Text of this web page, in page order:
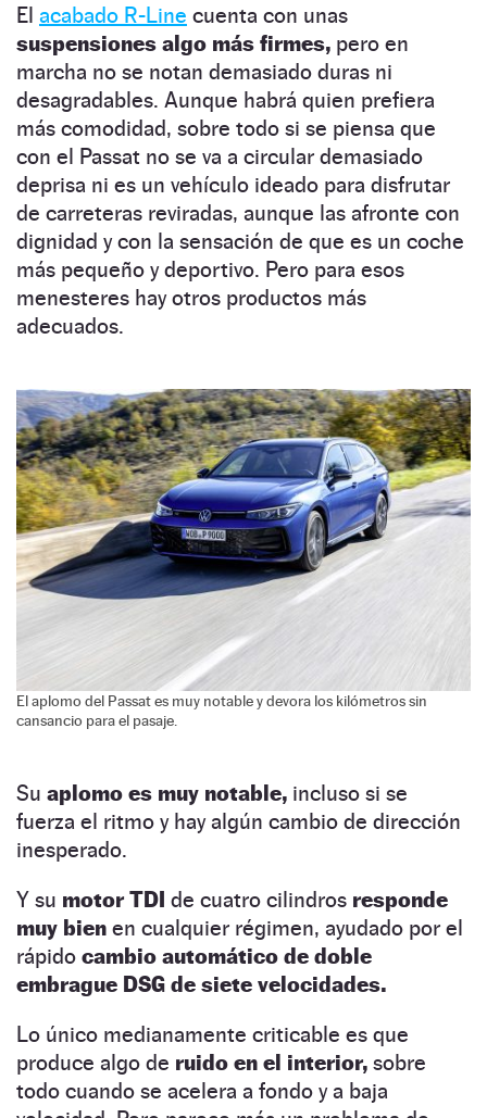
El acabado R-Line cuenta con unas
suspensiones algo más firmes, pero en
marcha no se notan demasiado duras ni
desagradables. Aunque habrá quien prefiera
más comodidad, sobre todo si se piensa que
con el Passat no se va a circular demasiado
deprisa ni es un vehículo ideado para disfrutar
de carreteras reviradas, aunque las afronte con
dignidad y con la sensación de que es un coche
más pequeño y deportivo. Pero para esos
menesteres hay otros productos más
adecuados.
El aplomo del Passat es muy notable y devora los kilómetros sin
cansancio para el pasaje.
Su aplomo es muy notable, incluso si se
fuerza el ritmo y hay algún cambio de dirección
inesperado.
Y su motor TDI de cuatro cilindros responde
muy bien en cualquier régimen, ayudado por el
rápido cambio automático de doble
embrague DSG de siete velocidades.
Lo único medianamente criticable es que
produce algo de ruido en el interior, sobre
todo cuando se acelera a fondo y a baja